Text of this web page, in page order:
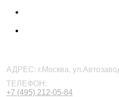
АДРЕС: г.Москва,
ТЕЛЕФОН:
+7 (495) 212-05-84